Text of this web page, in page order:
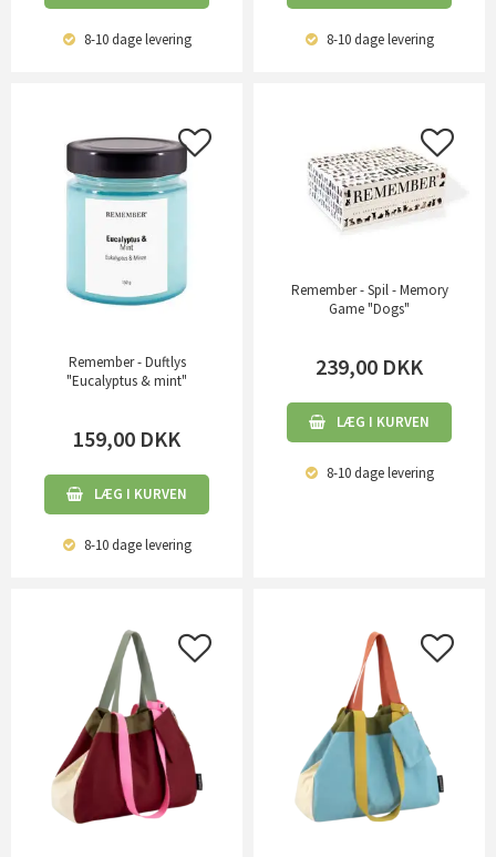
8-10 dagelevering 8-10 dagelevering
Remember - Duftlys
"Eucalyptus & mint"
159,00 DKK
LÆG I KURVEN
8-10 dagelevering
Remember - Spil - Memory
Game "Dogs"
239,00 DKK
LÆG I KURVEN
8-10 dagelevering